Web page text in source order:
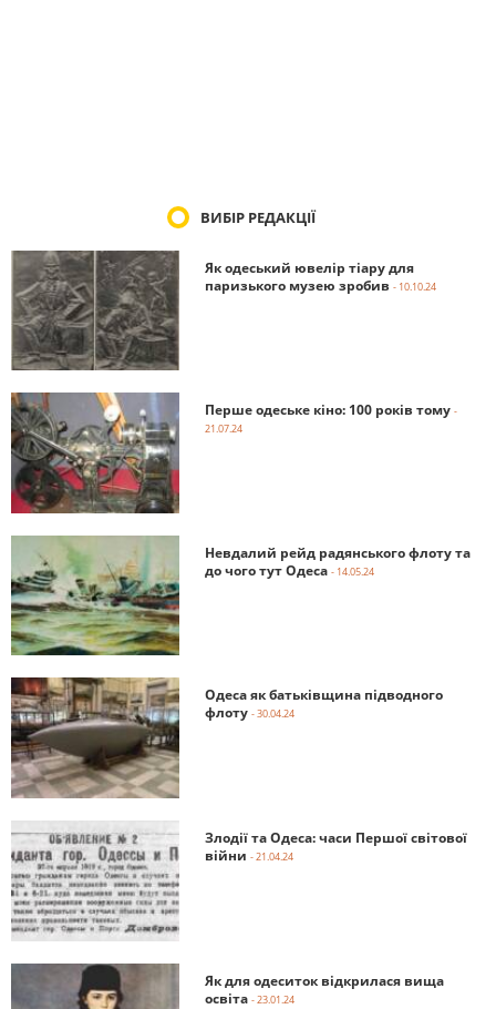
ВИБІР РЕДАКЦІЇ
Як одеський ювелір тіару для
паризького музею зробив - 10.10.24
Перше одеське кіно: 100 років тому -
21.07.24
Невдалий рейд радянського флоту та
до чого тут Одеса - 14.05.24
Одеса як батьківщина підводного
флоту - 30.04.24
Злодії та Одеса: часи Першої світової
війни - 21.04.24
Як для одеситок відкрилася вища
освіта - 23.01.24